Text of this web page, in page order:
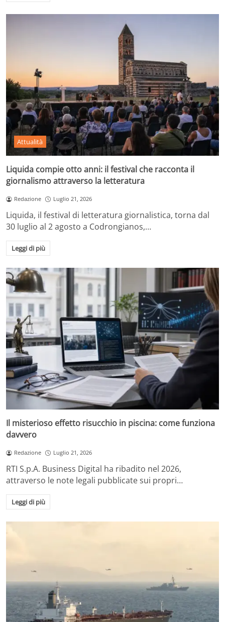
Attualità
Liquida compie otto anni: il festival che racconta il
giornalismo attraverso la letteratura
Redazione Luglio 21, 2026
Liquida, il festival di letteratura giornalistica, torna dal
30 luglio al 2 agosto a Codrongianos,…
Leggi di più
Il misterioso effetto risucchio in piscina: come funziona
davvero
Redazione Luglio 21, 2026
RTI S.p.A. Business Digital ha ribadito nel 2026,
attraverso le note legali pubblicate sui propri…
Leggi di più